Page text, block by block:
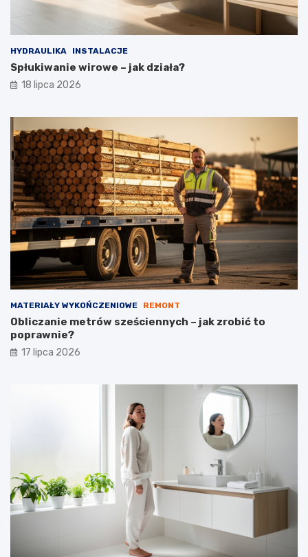
HYDRAULIKA INSTALACJE
Spłukiwanie wirowe – jak działa?
18 lipca 2026
MATERIAŁY WYKOŃCZENIOWE REMONT
Obliczanie metrów sześciennych – jak zrobić to
poprawnie?
17 lipca 2026